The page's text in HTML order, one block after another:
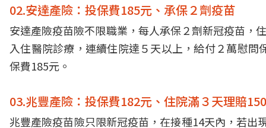
02.安達產險：投保費185元、承保２劑疫苗
安達產險疫苗險不限職業，每人承保２劑新冠疫苗，
入住醫院診療，連續住院達５天以上，給付２萬慰
保費185元。
03.兆豐產險：投保費182元、住院滿３天理賠
兆豐產險疫苗險只限新冠疫苗，在接種14天內，若